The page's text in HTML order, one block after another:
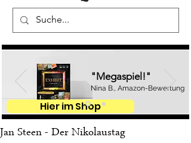
"Megaspiel!"
Nina B., Amazon-Bewertung
Hier im Shop
Jan Steen - Der Nikolaustag